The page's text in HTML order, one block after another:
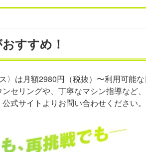
すすめ！
〉は月額2980円（税抜）〜利用可能
セリングや、丁寧なマシン指導など
式サイトよりお問い合わせください。